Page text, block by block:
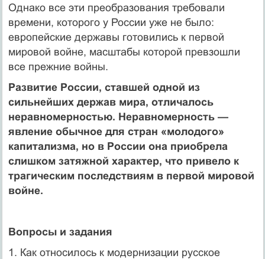
Однако все эти преобразования требовали
времени, которого у России уже не было:
европейские державы готовились к первой
мировой войне, масштабы кото­рой превзошли
все прежние войны.
Развитие России, ставшей одной из
сильнейших держав мира, отличалось
неравномерностью. Нерав­номерность —
явление обычное для стран «молодо­го»
капитализма, но в России она приобрела
слиш­ком затяжной характер, что привело к
трагическим последствиям в первой мировой
войне.
Вопросы и задания
1. Как относилось к модернизации русское